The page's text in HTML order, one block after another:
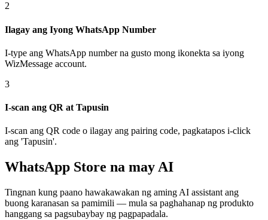
2
Ilagay ang Iyong WhatsApp Number
I-type ang WhatsApp number na gusto mong ikonekta sa iyong
WizMessage account.
3
I-scan ang QR at Tapusin
I-scan ang QR code o ilagay ang pairing code, pagkatapos i-click
ang 'Tapusin'.
WhatsApp Store na may AI
Tingnan kung paano hawakawakan ng aming AI assistant ang
buong karanasan sa pamimili — mula sa paghahanap ng produkto
hanggang sa pagsubaybay ng pagpapadala.